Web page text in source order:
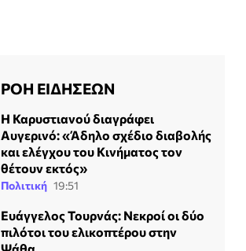
ΡΟΗ ΕΙΔΗΣΕΩΝ
Η Καρυστιανού διαγράφει
Αυγερινό: «Άδηλο σχέδιο διαβολής
και ελέγχου του Κινήματος τον
θέτουν εκτός»
Πολιτική 19:51
Ευάγγελος Τουρνάς: Νεκροί οι δύο
πιλότοι του ελικοπτέρου στην
Ψάθα